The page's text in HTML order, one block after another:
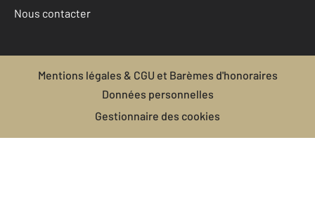
Nous contacter
Mentions légales & CGU et Barèmes d'honoraires
Données personnelles
Gestionnaire des cookies